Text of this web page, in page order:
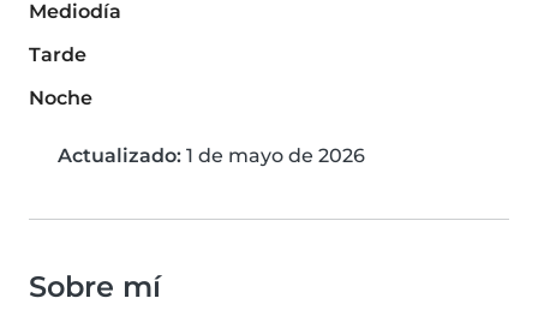
Mediodía
Tarde
Noche
Actualizado: 1 de mayo de 2026
Sobre mí